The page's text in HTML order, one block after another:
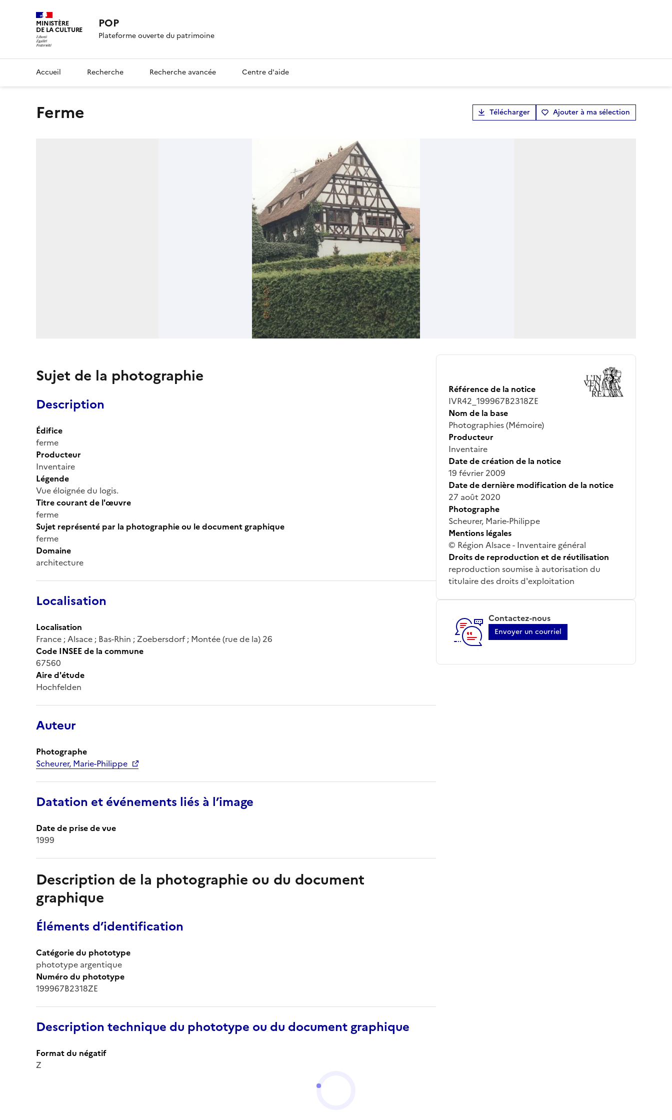
MINISTÈRE
DE LA CULTURE POP
Plateforme ouverte du patrimoine
Accueil Recherche Recherche avancée Centre d'aide
ferme Télécharger Ajouter à ma sélection
Sujet de la photographie
Description
Édifice
ferme
Producteur
Inventaire
Légende
Vue éloignée du logis.
Titre courant de l'œuvre
ferme
Sujet représenté par la photographie ou le document graphique
ferme
Domaine
architecture
Localisation
Localisation
France ; Alsace ; Bas-Rhin ; Zoebersdorf ; Montée (rue de la) 26
Code INSEE de la commune
67560
Aire d'étude
Hochfelden
Auteur
Photographe
Scheurer, Marie-Philippe
Datation et événements liés à l’image
Date de prise de vue
1999
Description de la photographie ou du document
graphique
Éléments d’identification
Catégorie du phototype
phototype argentique
Numéro du phototype
199967B2318ZE
Description technique du phototype ou du document graphique
Format du négatif
Z
Référence de la notice
IVR42_199967B2318ZE
Nom de la base
Photographies (Mémoire)
Producteur
Inventaire
Date de création de la notice
19 février 2009
Date de dernière modification de la notice
27 août 2020
Photographe
Scheurer, Marie-Philippe
Mentions légales
© Région Alsace - Inventaire général
Droits de reproduction et de réutilisation
reproduction soumise à autorisation du
titulaire des droits d'exploitation
Contactez-nous
Envoyer un courriel